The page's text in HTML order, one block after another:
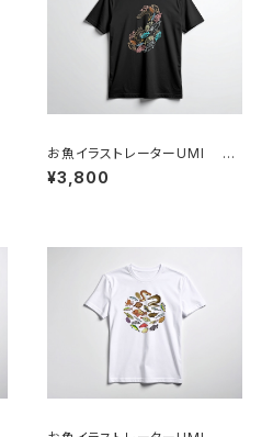
お魚イラストレーターUMI T
シャツ
¥3,800